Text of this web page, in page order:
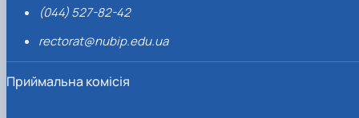
(044) 527-82-42
rectorat@nubip.edu.ua
Приймальна комісія